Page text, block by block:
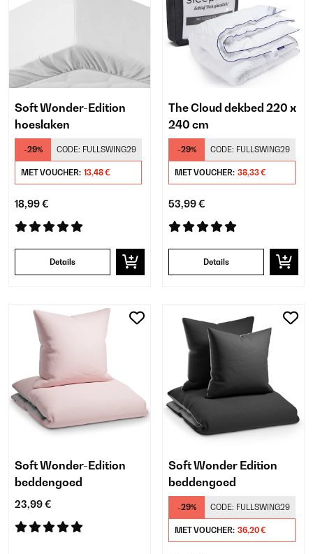
Soft Wonder-Edition
hoeslaken
-29% CODE: FULLSWING29
MET VOUCHER: 13,48 €
18,99 €
Details
The Cloud dekbed 220 x
240 cm
-29% CODE: FULLSWING29
MET VOUCHER: 38,33 €
53,99 €
Details
Soft Wonder-Edition
beddengoed
23,99 €
Soft Wonder Edition
beddengoed
-29% CODE: FULLSWING29
MET VOUCHER: 36,20 €